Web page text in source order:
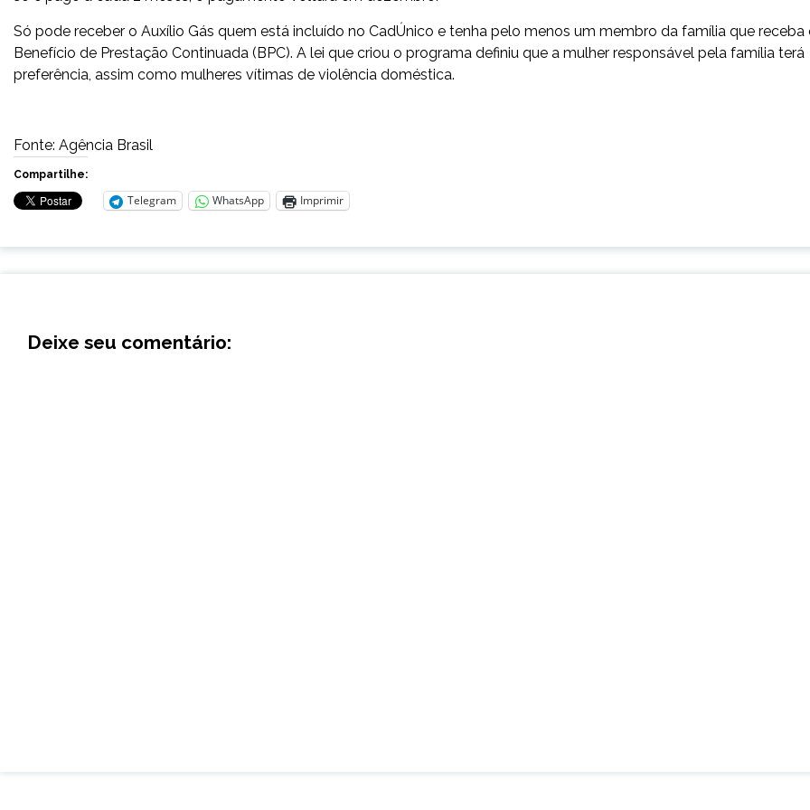
Só pode receber o Auxílio Gás quem está incluído no CadÚnico e tenha pelo menos um membro da família que receba
Benefício de Prestação Continuada (BPC). A lei que criou o programa definiu que a mulher responsável pela família terá
preferência, assim como mulheres vítimas de violência doméstica.
Fonte: Agência Brasil
Compartilhe:
Telegram WhatsApp Imprimir
Deixe seu comentário: